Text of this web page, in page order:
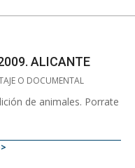
ALICANTE
O DOCUMENTAL
de animales. Porrate